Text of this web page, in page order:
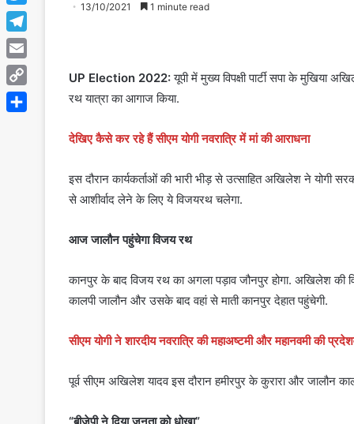
13/10/2021 1 minute read
UP Election 2022:यूपी में मुख्य विपक्षी पार्टी सपा के मुखिया
रथ यात्रा का आगाज किया.
देखिए कैसे कर रहे हैं सीएम योगी नवरात्रि में मां की आराधना
इस दौरान कार्यकर्ताओं की भारी भीड़ से उत्साहित अखिलेश ने
से आशीर्वाद लेने के लिए ये विजयरथ चलेगा.
आज जालौन पहुंचेगा विजय रथ
कानपुर के बाद विजय रथ का अगला पड़ाव जौनपुर होगा. अखिलेश की
कालपी जालौन और उसके बाद वहां से माती कानपुर देहात पहुंचेगी.
सीएम योगी ने शारदीय नवरात्रि की महाअष्टमी और महानवमी की
पूर्व सीएम अखिलेश यादव इस दौरान हमीरपुर के कुरारा और जालौन
Twitter
Telegram
Email
Copy
Link